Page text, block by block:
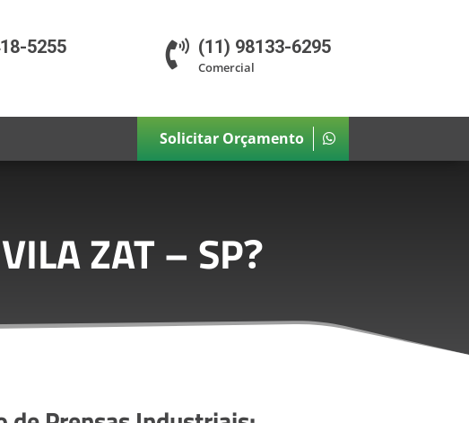
5255  (11) 98133-6295
Comercial
Solicitar Orçamento
ZAT – SP?